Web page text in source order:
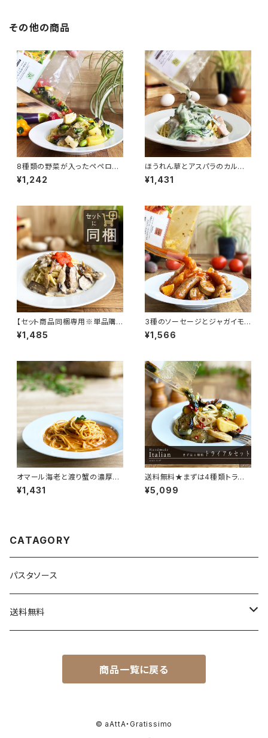
その他の商品
8種類の野菜が入ったペペロン
チーノソース
¥1,242
ほうれん草とアスパラのカルボ
ナーラ風ソース
¥1,431
【セット商品同梱専用※単品購
入不可】明太子とキノコのクリー
ムパスタソース
¥1,485
3種のソーセージとジャガイモ
のアラビアータ（辛口）
¥1,566
オマール海老と渡り蟹の濃厚ク
リームソース
¥1,431
送料無料★まずは4種類トライ
アルセット【当ショップ初めてご
購入のお客様1回限り】★リピー
¥5,099
CATAGORY
パスタソース
送料無料
トライアルセット
商品一覧に戻る
© aAttA・Gratissimo